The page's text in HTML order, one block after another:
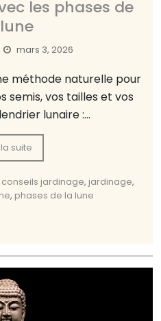
les phases de
mars 3, 2026
méthode naturelle pour
semis, vos tailles et vos
lunaire :...
suite
conseils jardinage, jardinage,
, phases de la lune